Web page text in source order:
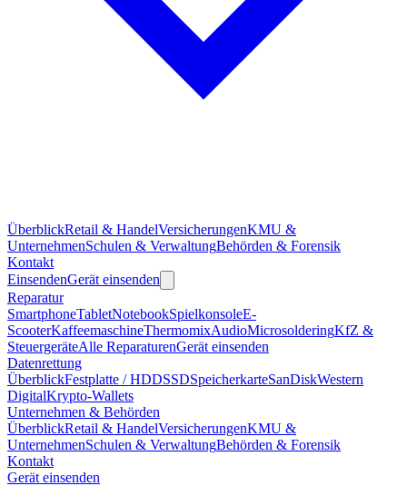
ÜberblickRetail & HandelVersicherungenKMU &
UnternehmenSchulen & VerwaltungBehörden & Forensik
Kontakt
EinsendenGerät einsenden
Reparatur
SmartphoneTabletNotebookSpielkonsoleE-
ScooterKaffeemaschineThermomixAudioMicrosolderingKfZ &
SteuergeräteAlle ReparaturenGerät einsenden
Datenrettung
ÜberblickFestplatte / HDDSSDSpeicherkarteSanDiskWestern
DigitalKrypto-Wallets
Unternehmen & Behörden
ÜberblickRetail & HandelVersicherungenKMU &
UnternehmenSchulen & VerwaltungBehörden & Forensik
Kontakt
Gerät einsenden